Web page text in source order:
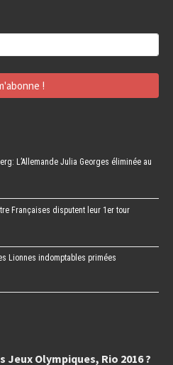
L’Allemande Julia Georges éliminée au
Françaises disputent leur 1er tour
Lionnes indomptables primées
Olympiques, Rio 2016 ?